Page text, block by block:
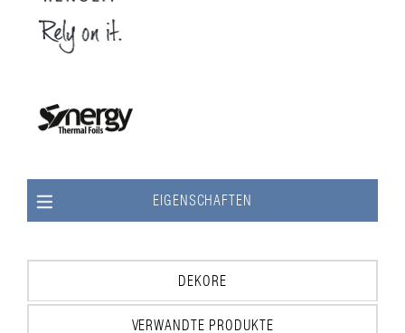
EIGENSCHAFTEN
DEKORE
VERWANDTE PRODUKTE